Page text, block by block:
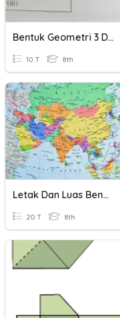
Bentuk Geometri 3 Dimensi ( Luas Permukaan)
10 T 8th
Letak Dan Luas Benua
20 T 8th